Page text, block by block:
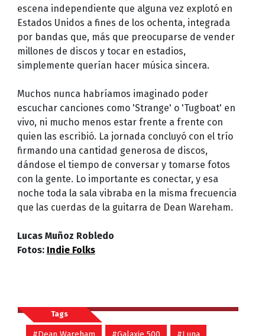
escena independiente que alguna vez explotó en
Estados Unidos a fines de los ochenta, integrada
por bandas que, más que preocuparse de vender
millones de discos y tocar en estadios,
simplemente querían hacer música sincera.
Muchos nunca habríamos imaginado poder
escuchar canciones como 'Strange' o 'Tugboat' en
vivo, ni mucho menos estar frente a frente con
quien las escribió. La jornada concluyó con el trío
firmando una cantidad generosa de discos,
dándose el tiempo de conversar y tomarse fotos
con la gente. Lo importante es conectar, y esa
noche toda la sala vibraba en la misma frecuencia
que las cuerdas de la guitarra de Dean Wareham.
Lucas Muñoz Robledo
Fotos: Indie Folks
Tags